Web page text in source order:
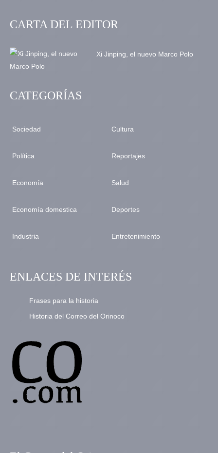
CARTA DEL EDITOR
Xi Jinping, el nuevo Marco Polo
CATEGORÍAS
Sociedad
Política
Economía
Economía domestica
Industria
Cultura
Reportajes
Salud
Deportes
Entretenimiento
ENLACES DE INTERÉS
Frases para la historia
Historia del Correo del Orinoco